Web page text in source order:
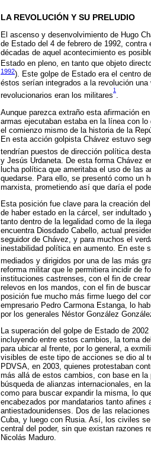
LA REVOLUCIÓN Y SU PRELUDIO
El ascenso y desenvolvimiento de Hugo
de Estado del 4 de febrero de 1992,
décadas de aquel acontecimiento es
Estado en pleno, en tanto que objeto
1992). Este golpe de Estado era el centro
éstos serían integrados a la revolución
revolucionarios eran los militares
1
.
Aunque parezca extraño esta afirmación
armas ejecutaban estaba en la línea con
el comienzo mismo de la historia de la
En esta acción golpista Chávez estuvo
tendrían puestos de dirección política
y Jesús Urdaneta. De esta forma Chávez
lucha política que ameritaba el uso de las
quedarse. Para ello, se presentó como un
marxista, prometiendo así que daría el
Esta posición fue clave para la creación
de haber estado en la cárcel, ser
tanto dentro de la legalidad como de la
encuentra Diosdado Cabello, actual
seguidor de Chávez, y para muchos el
inestabilidad política en aumento. En este
mediados y dirigidos por una de las más
reforma militar que le permitiera incidir de
instituciones castrenses, con el fin de
relevos en los mandos, con el fin de
posición fue mucho más firme luego del
empresario Pedro Carmona Estanga, lo
por los generales Néstor González
La superación del golpe de Estado de
incluyendo entre estos cambios, la toma
para ubicar al frente, por lo general, a
visibles de este tipo de acciones se dio al
PDVSA, en 2003, quienes protestaban
más allá de estos cambios, con base en
búsqueda de alianzas internacionales, en
como para buscar expandir la misma, lo
encabezados por mandatarios tanto
antiestadounidenses. Dos de las
Cuba, y luego con Rusia. Así, los civiles
central del poder, sin que existan razones
Nicolás Maduro.